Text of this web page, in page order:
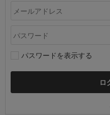
パスワードを表示する